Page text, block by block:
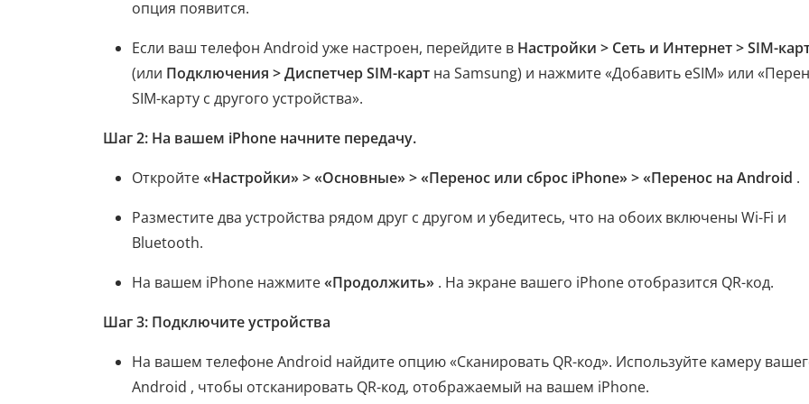
опция появится.
Если ваш телефон Android уже настроен, перейдите в Настройки > Сеть и Интернет > SIM-
(или Подключения > Диспетчер SIM-карт на Samsung) и нажмите «Добавить eSIM» или
SIM-карту с другого устройства».
Шаг 2: На вашем iPhone начните передачу.
Откройте«Настройки» > «Основные» > «Перенос или сброс iPhone» > «Перенос на Android .
Разместите два устройства рядом друг с другом и убедитесь, что на обоих включены Wi-Fi и
Bluetooth.
На вашем iPhone нажмите«Продолжить» . На экране вашего iPhone отобразится QR-код.
Шаг 3: Подключите устройства
На вашем телефоне Android найдите опцию «Сканировать QR-код». Используйте камеру
Android , чтобы отсканировать QR-код, отображаемый на вашем iPhone.